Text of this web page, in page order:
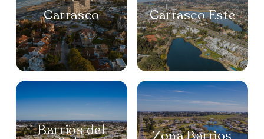
Carrasco CarrascoEste
Barrios del